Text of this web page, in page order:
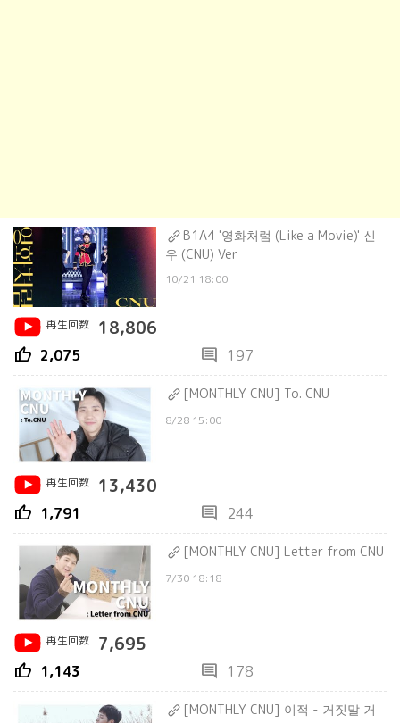
B1A4 '영화처럼 (Like a Movie)' 신
우 (CNU) Ver
10/21 18:00
再生回数 18,806
thumb_up 2,075 comment 197
[MONTHLY CNU] To. CNU
8/28 15:00
再生回数 13,430
thumb_up 1,791 comment 244
[MONTHLY CNU] Letter from CNU
7/30 18:18
再生回数 7,695
thumb_up 1,143 comment 178
[MONTHLY CNU] 이적 - 거짓말 거